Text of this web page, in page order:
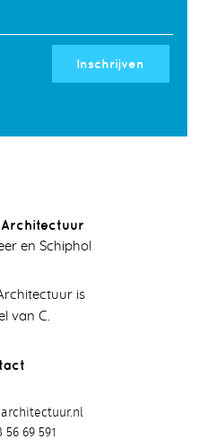
Inschrijven
en Schiphol
is
van C.
56 69 591